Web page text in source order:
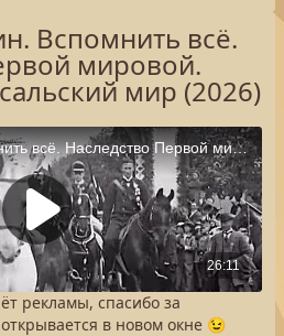
Вспомнить всё.
мировой.
мир (2026)
рекламы, спасибо за
в новом окне 😉